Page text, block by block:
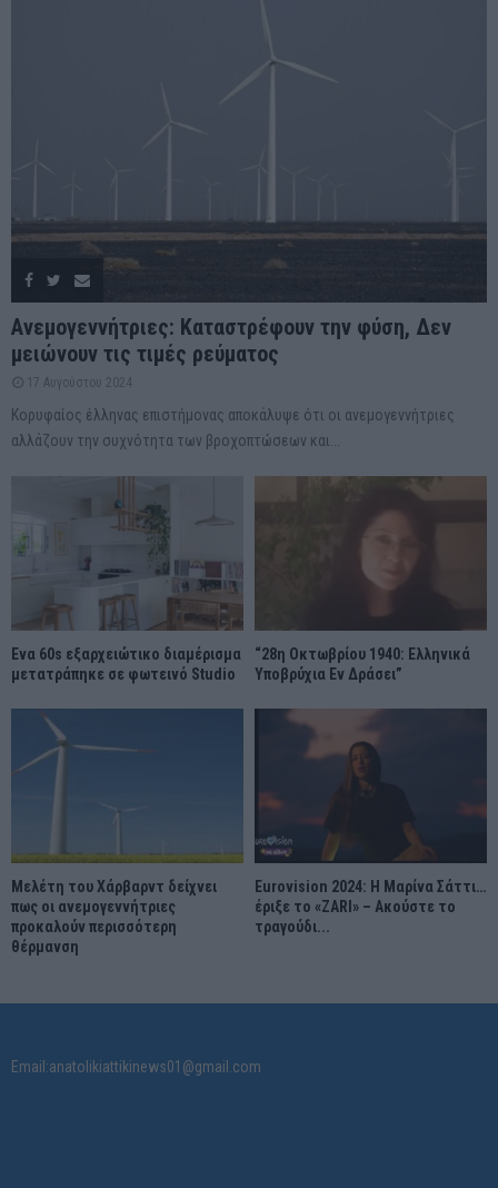
Ανεμογεννήτριες: Καταστρέφουν την φύση, Δεν
μειώνουν τις τιμές ρεύματος
17 Αυγούστου 2024
Κορυφαίος έλληνας επιστήμονας αποκάλυψε ότι οι ανεμογεννήτριες
αλλάζουν την συχνότητα των βροχοπτώσεων και...
Ένα 60s εξαρχειώτικο διαμέρισμα
μετατράπηκε σε φωτεινό Studio
“28η Οκτωβρίου 1940: Ελληνικά
Υποβρύχια Εν Δράσει”
Μελέτη του Χάρβαρντ δείχνει
πως οι ανεμογεννήτριες
προκαλούν περισσότερη
θέρμανση
Eurovision 2024: Η Μαρίνα Σάττι…
έριξε το «ZARI» – Ακούστε το
τραγούδι...
Email:anatolikiattikinews01@gmail.com